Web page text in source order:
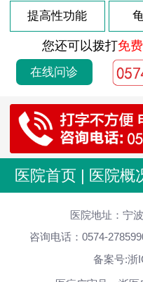
提高性功能
您还可以拨打免
在线问诊
医院首页 | 医院概
医院地址：宁
咨询电话：0574-
备案号:浙